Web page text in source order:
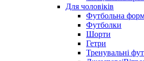
Для чоловіків
Футбольна
Футболки
Шорти
Гетри
Тренувальні